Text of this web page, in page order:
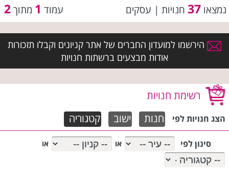
עמוד 1 מתוך2 נמצאו 37 חנויות | עסקים
הירשמו למועדון החברים של אתר קניונים וקבלו תזכורות
אודות מבצעים ברשתות חנויות
רשימת חנויות
הצג חנויות לפי חנות ישוב קטגוריה
סינון לפי או או